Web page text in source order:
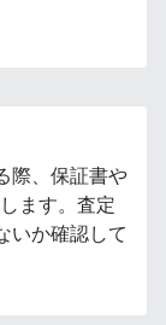
際、保証書や
ます。査定
いか確認して